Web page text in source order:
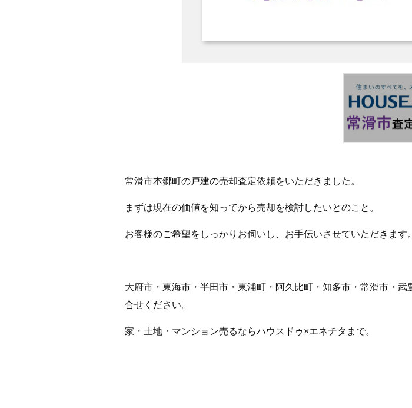
常滑市本郷町の戸建の売却査定依頼をいただきました。
まずは現在の価値を知ってから売却を検討したいとのこと。
お客様のご希望をしっかりお伺いし、お手伝いさせていただきます。
大府市・東海市・半田市・東浦町・阿久比町・知多市・常滑市・
合せください。
家・土地・マンション売るならハウスドゥ×エネチタまで。